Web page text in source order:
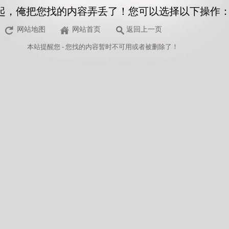
，俺把您找的内容弄丢了！您可以选择以下操作
网站地图 网站首页 返回上一页
本站提醒您 - 您找的内容暂时不可用或者被删除了！